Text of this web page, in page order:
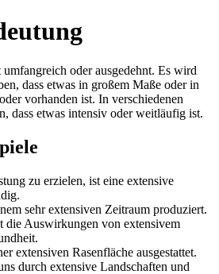
oder ausgedehnt. Es wird
dass etwas in großem Maße oder in
vorhanden ist. In verschiedenen
dass etwas intensiv oder weitläufig ist.
zu erzielen, ist eine extensive
sehr extensiven Zeitraum produziert.
die Auswirkungen von extensivem
extensiven Rasenfläche ausgestattet.
durch extensive Landschaften und